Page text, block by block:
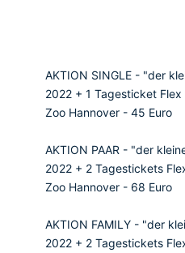
AKTION SINGLE - "der
2022 + 1 Tagesticket
Zoo Hannover - 45 Euro
AKTION PAAR - "der
2022 + 2 Tagestickets
Zoo Hannover - 68 Euro
AKTION FAMILY - "der
2022 + 2 Tagestickets